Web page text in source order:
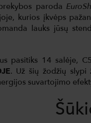
paroda
kurios įkvėps
lauks jūsų
pasitiks 14 salėje,
. Už šių žodžių slypi
suvartojimo